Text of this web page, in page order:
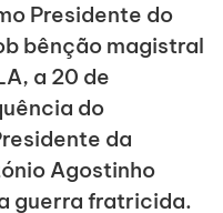
Presidente do
bênção magistral
a 20 de
do
da
Agostinho
guerra fratricida.